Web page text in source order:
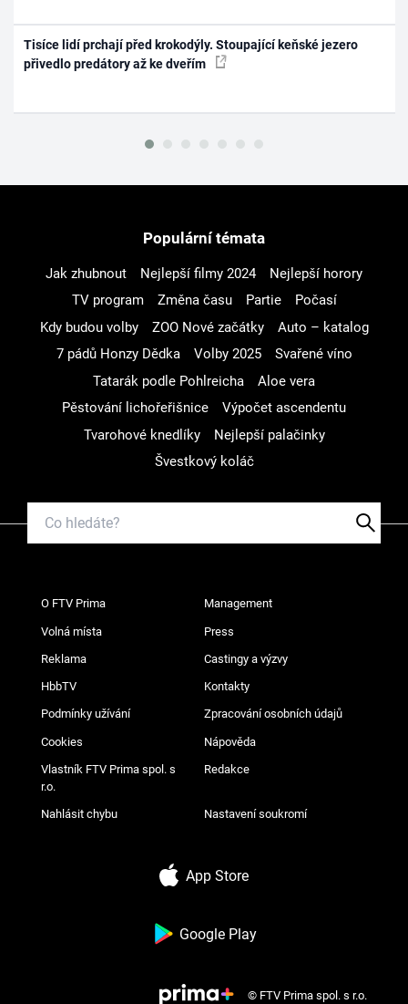
Tisíce lidí prchají před krokodýly. Stoupající keňské jezero
přivedlo predátory až ke dveřím
Populární témata
Jak zhubnout Nejlepší filmy 2024
Nejlepší horory
TV program
Změna času Partie
Počasí
Kdy budou volby
ZOO Nové začátky
Auto – katalog
7 pádů Honzy Dědka
Volby 2025
Svařené víno
Tatarák podle Pohlreicha
Aloe vera
Pěstování lichořeřišnice
Výpočet ascendentu
Tvarohové knedlíky
Nejlepší palačinky
Švestkový koláč
O FTV Prima Management
Volná místa Press
Reklama Castingy a výzvy
HbbTV Kontakty
Podmínky užívání Zpracování osobních údajů
Cookies Nápověda
Vlastník FTV Prima spol. s
r.o.
Redakce
Nahlásit chybu Nastavení soukromí
App Store
Google Play
© FTV Prima spol. s r.o.